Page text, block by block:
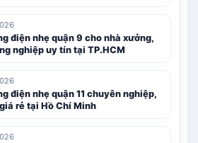
điện nhẹ quận 9 cho nhà xưởng,
nghiệp uy tín tại TP.HCM
điện nhẹ quận 11 chuyên nghiệp,
rẻ tại Hồ Chí Minh